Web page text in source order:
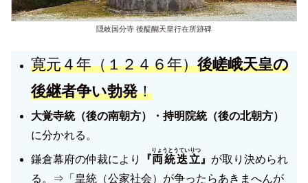
隠岐国分寺 後醍醐天皇行在所跡碑
寛元４年（１２４６年）後嵯峨天皇の
後継者争い勃発！
大覚寺統（後の南朝方）・持明院統（後の北朝方）
に分かれる。
鎌倉幕府の仲裁により 『両統迭立
りょうとうていりつ
』 が取り決められ
る。⇒「皇統（公家社会）が争ったらあきまへんが